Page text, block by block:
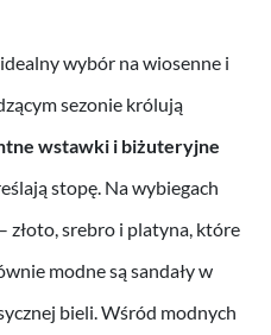
wybór na wiosenne i
sezonie królują
wstawki i biżuteryjne
stopę. Na wybiegach
złoto, srebro i platyna, które
modne są sandały w
bieli. Wśród modnych